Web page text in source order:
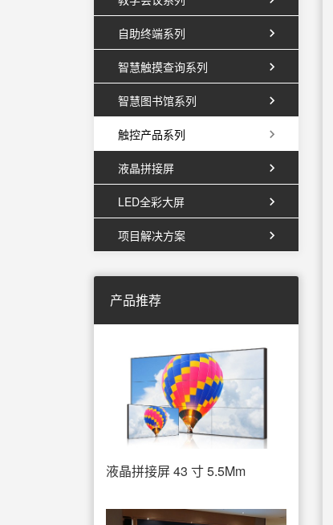
自助终端系列
智慧触摸查询系列
智慧图书馆系列
触控产品系列
液晶拼接屏
LED全彩大屏
项目解决方案
产品推荐
液晶拼接屏 43 寸 5.5Mm